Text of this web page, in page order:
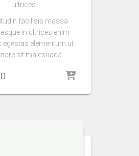
ultrices.
facilisis massa
in ultrices enim
egestas elementum ut
sit malesuada.